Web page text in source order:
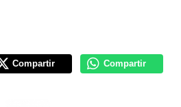
Compartir Compartir